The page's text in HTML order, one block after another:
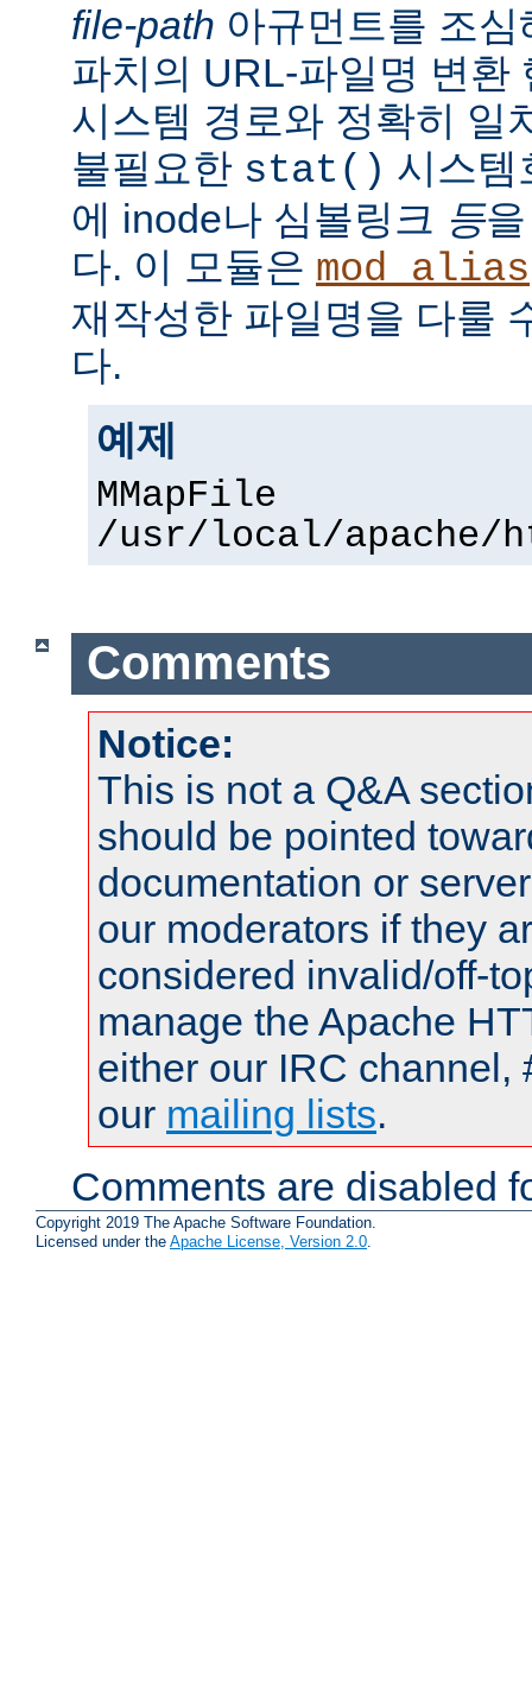
file-path 아규먼트를 조
파치의 URL-파일명 변환
시스템 경로와 정확히 일
불필요한 stat() 시스템
에 inode나 심볼링크 등
다. 이 모듈은 mod_alias
재작성한 파일명을 다룰
다.
예제
MMapFile
/usr/local/apache/
Comments
Notice:
This is not a Q&A
should be pointed
documentation or
our moderators if they
considered invalid/off-
manage the Apache
either our IRC channel,
our mailing lists.
Comments are disabled
Copyright 2019 The Apache Software Foundation.
Licensed under the Apache License, Version 2.0.